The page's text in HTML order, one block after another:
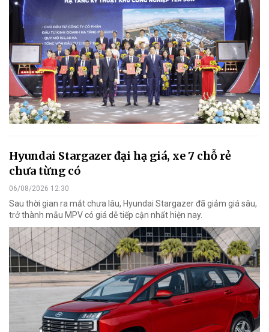
Hyundai Stargazer đại hạ giá, xe 7 chỗ rẻ
chưa từng có
06/08/2026 12:30
Sau thời gian ra mắt chưa lâu, Hyundai Stargazer đã giảm giá sâu,
trở thành mẫu MPV có giá dễ tiếp cận nhất hiện nay.